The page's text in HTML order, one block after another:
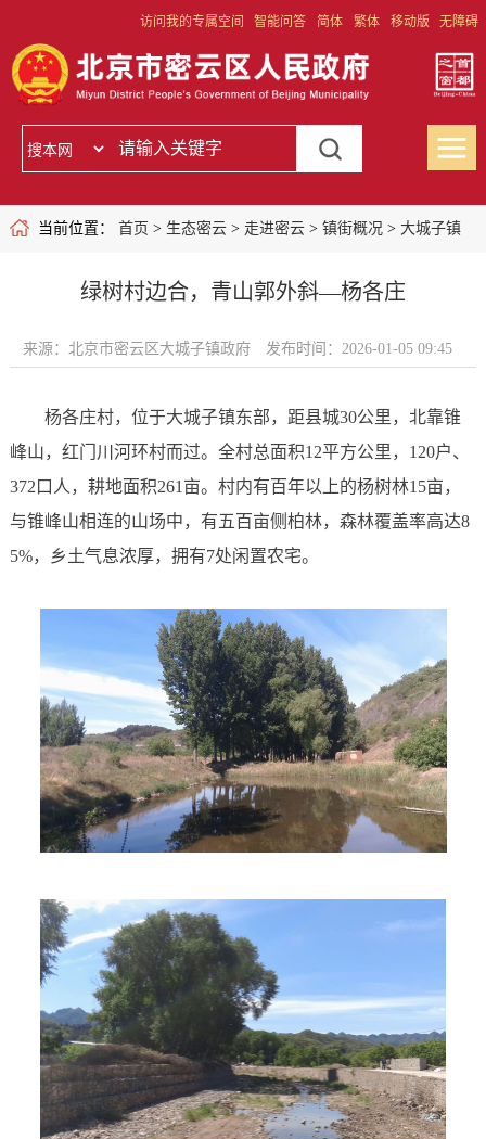
访问我的专属空间 智能问答 简体 繁体 移动版 无障碍
当前位置： 首页 > 生态密云> 走进密云> 镇街概况 > 大城子镇
绿树村边合，青山郭外斜—杨各庄
来源：北京市密云区大城子镇政府 发布时间：2026-01-05 09:45
杨各庄村，位于大城子镇东部，距县城30公里，北靠锥
峰山，红门川河环村而过。全村总面积12平方公里，120户、
372口人，耕地面积261亩。村内有百年以上的杨树林15亩，
与锥峰山相连的山场中，有五百亩侧柏林，森林覆盖率高达8
5%，乡土气息浓厚，拥有7处闲置农宅。